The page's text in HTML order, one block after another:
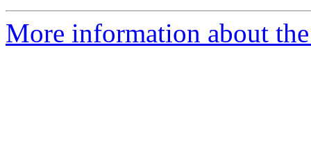
More information about